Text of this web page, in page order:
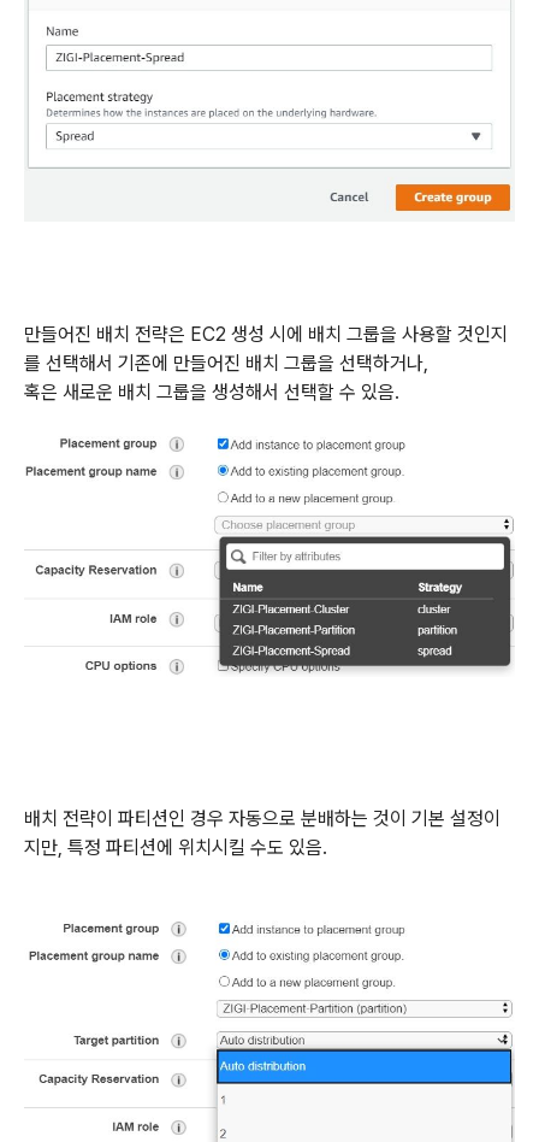
만들어진 배치 전략은 EC2 생성 시에 배치 그룹을 사용할 것인지
를 선택해서 기존에 만들어진 배치 그룹을 선택하거나,
혹은 새로운 배치 그룹을 생성해서 선택할 수 있음.
배치 전략이 파티션인 경우 자동으로 분배하는 것이 기본 설정이
지만, 특정 파티션에 위치시킬 수도 있음.